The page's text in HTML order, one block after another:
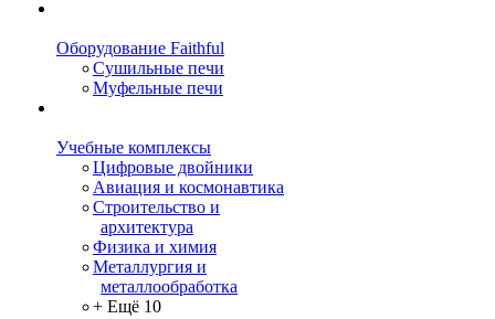
Оборудование Faithful
Сушильные печи
Муфельные печи
Учебные комплексы
Цифровые двойники
Авиация и космонавтика
Строительство и
архитектура
Физика и химия
Металлургия и
металлообработка
+ Ещё 10